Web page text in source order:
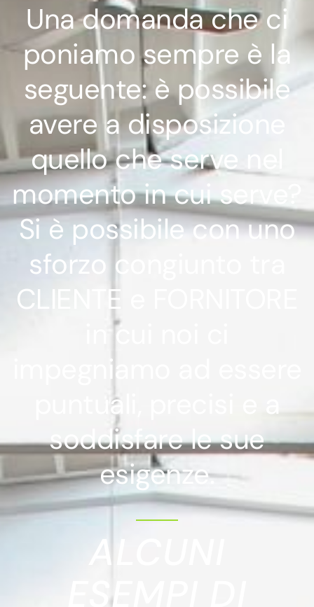
Una domanda che ci
poniamo sempre è la
seguente: è possibile
avere a disposizione
quello che serve nel
momento in cui serve?
Si è possibile con uno
sforzo congiunto tra
CLIENTE e FORNITORE
in cui noi ci
impegniamo ad essere
puntuali, precisi e a
soddisfare le sue
esigenze.
ALCUNI
ESEMPI DI